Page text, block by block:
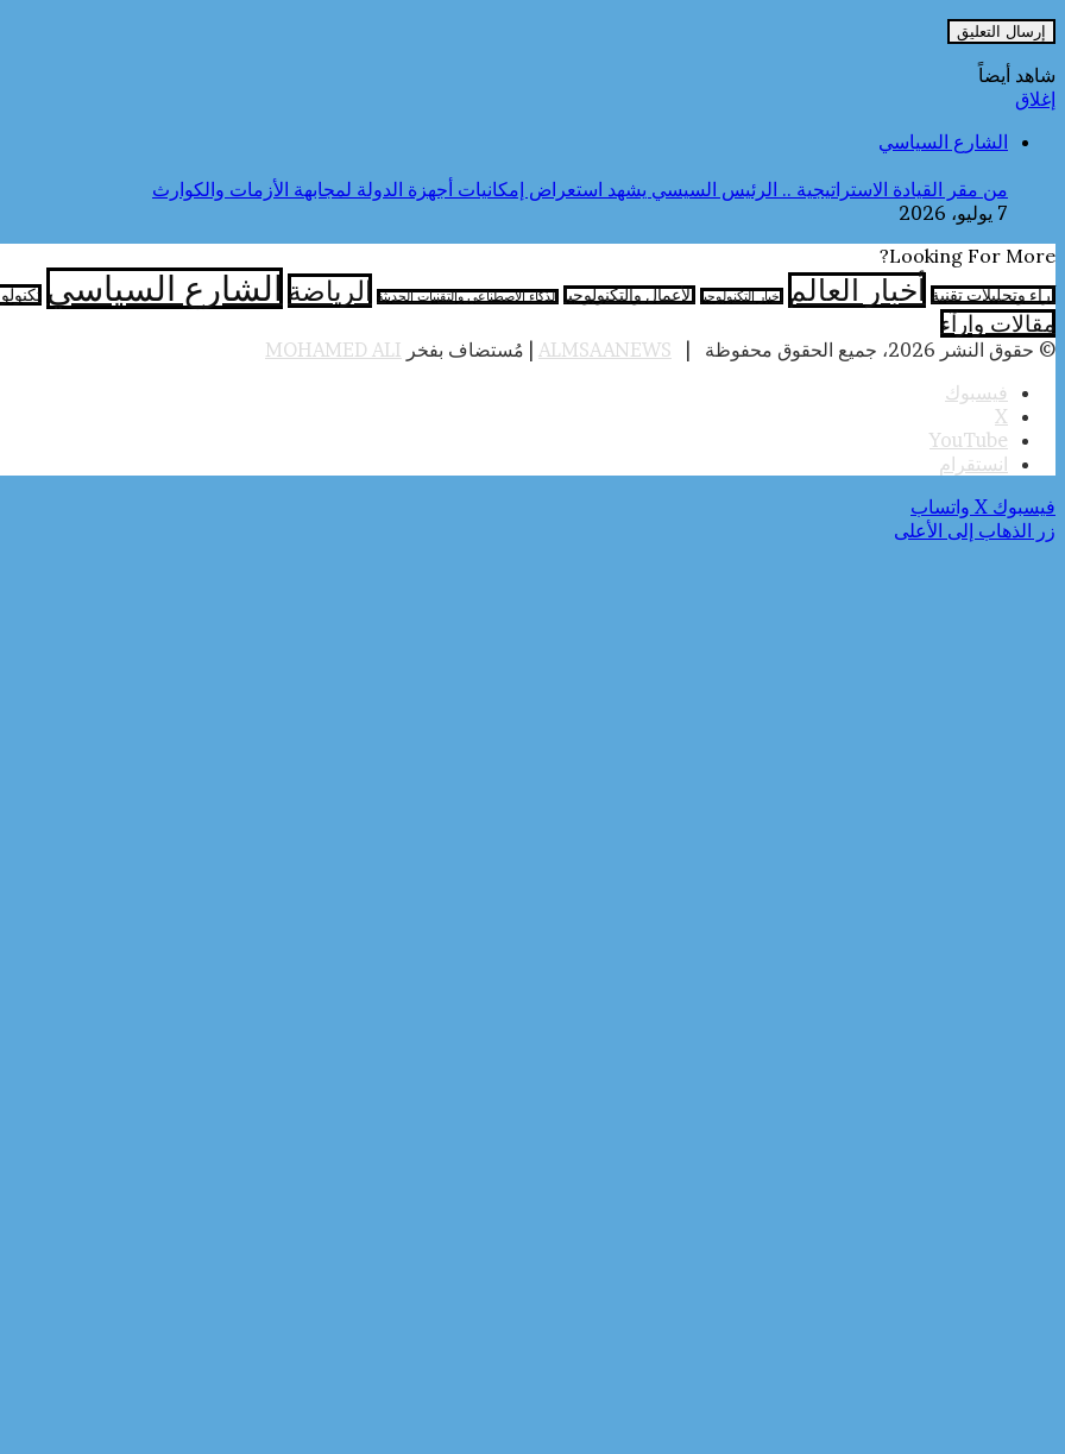
شاهد أيضاً
إغلاق
الشارع السياسي
من مقر القيادة الاستراتيجية .. الرئيس السيسي يشهد استعراض إمكانيات أجهزة الدولة لمجابهة الأزمات والكوارث
7 يوليو، 2026
Looking For More?
آراء وتحليلات تقنية أخبار العالم اخبار التكنولوجيا الأعمال والتكنولوجيا الذكاء الاصطناعي والتقنيات الحديثة الرياضة الشارع السياسي
مقالات وارآء
© حقوق النشر 2026، جميع الحقوق محفوظة | ALMSAANEWS | مُستضاف بفخر MOHAMED ALI
فيسبوك
‫X
‫YouTube
انستقرام
فيسبوك ‫X واتساب
زر الذهاب إلى الأعلى